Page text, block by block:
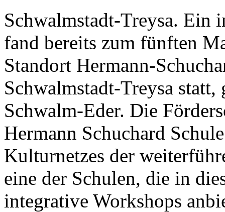
Schwalmstadt-Treysa. Ein
fand bereits zum fünften
Standort Hermann-
Schwalmstadt-Treysa
Schwalm-Eder. Die
Hermann Schuchard
Kulturnetzes der
eine der Schulen, die in
integrative Workshops